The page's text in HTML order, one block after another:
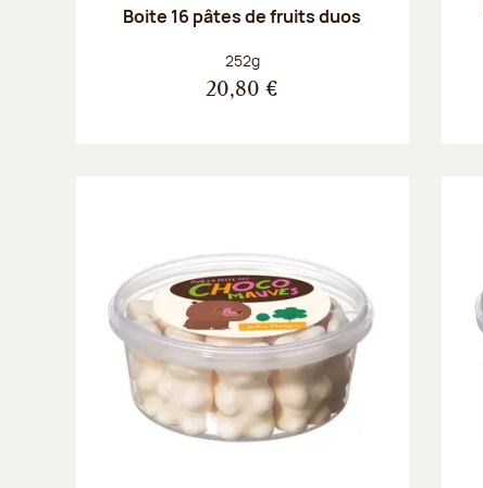
Boite 16 pâtes de fruits duos
Poids net :
252g
20,80 €